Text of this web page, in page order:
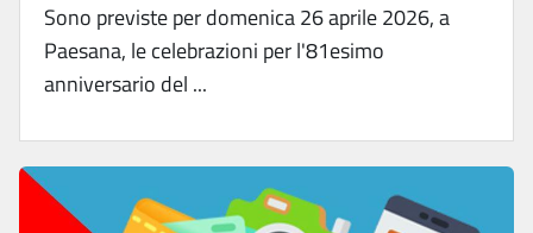
Sono previste per domenica 26 aprile 2026, a
Paesana, le celebrazioni per l'81esimo
anniversario del ...